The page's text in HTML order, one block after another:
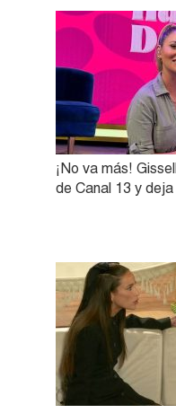
¡No va más!
de Canal 13 y